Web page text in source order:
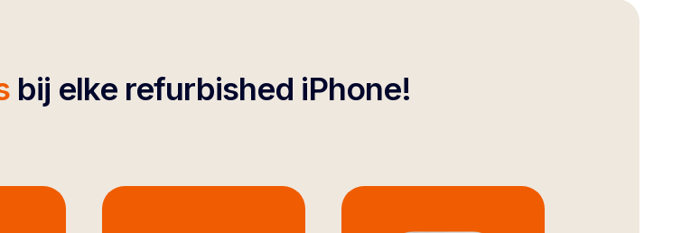
bij elke refurbished iPhone!